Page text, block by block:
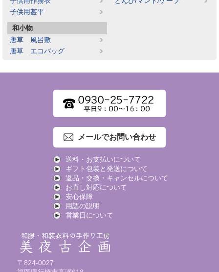
子供用甚平
和小物
唐草 風呂敷
唐草 エコバッグ
メールでお問い合わせ
送料・お支払いについて
ギフト包装と発送について
返品・交換・キャンセルについて
お直し対応について
安心保障
用語の説明
営業日について
〒824-0027